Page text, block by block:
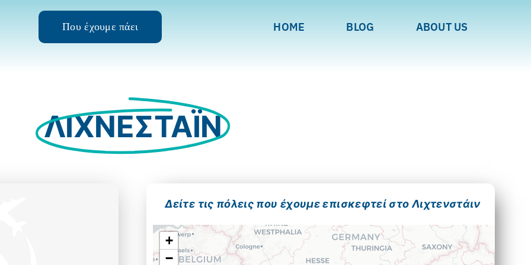
Που έχουμε πάει HOME BLOG ABOUT US
ΛΙΧΝΕΣΤΑΪΝ
Δείτε τις πόλεις που έχουμε επισκεφτεί στο Λιχτενστάιν
+
−